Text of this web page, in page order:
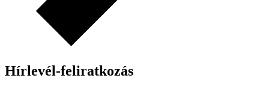
Hírlevél-feliratkozás